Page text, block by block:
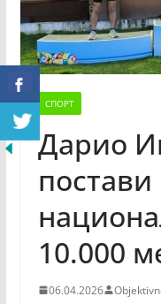
СПОРТ
Дарио
10.000
06.04.2026